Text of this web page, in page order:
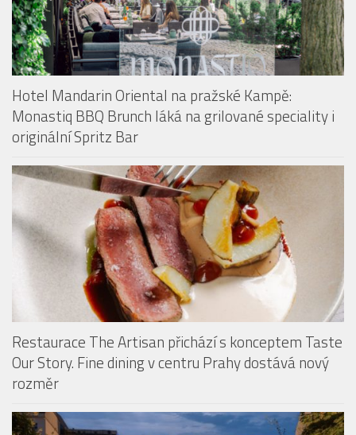
Hotel Mandarin Oriental na pražské Kampě:
Monastiq BBQ Brunch láká na grilované speciality i
originální Spritz Bar
Restaurace The Artisan přichází s konceptem Taste